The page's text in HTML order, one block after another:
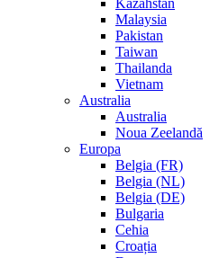
Kazahstan
Malaysia
Pakistan
Taiwan
Thailanda
Vietnam
Australia
Australia
Noua Zeelandă
Europa
Belgia (FR)
Belgia (NL)
Belgia (DE)
Bulgaria
Cehia
Croația